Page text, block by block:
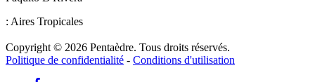
: Aires Tropicales
Copyright © 2026 Pentaèdre. Tous droits réservés.
Politique de confidentialité - Conditions d'utilisation